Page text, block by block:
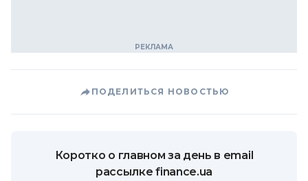
ПОДЕЛИТЬСЯ НОВОСТЬЮ
Коротко о главном за день в email
рассылке finance.ua